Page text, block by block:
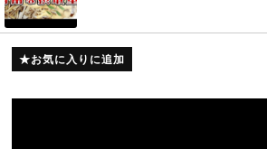
お気に入りに追加